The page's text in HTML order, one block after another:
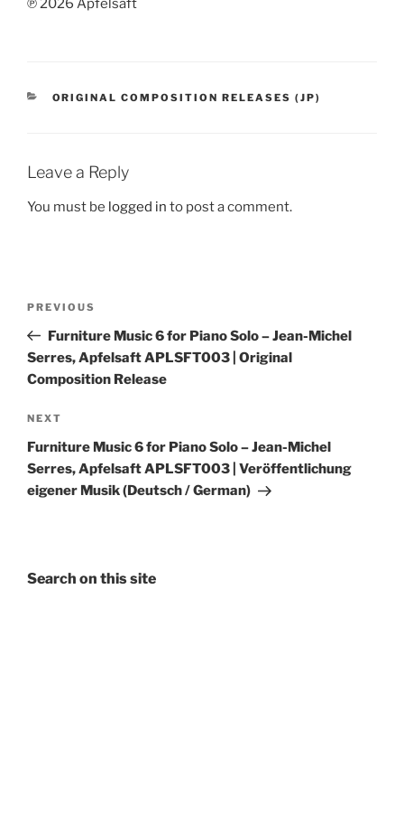
℗ 2026 Apfelsaft
CATEGORIES
ORIGINAL COMPOSITION RELEASES (JP)
Leave a Reply
You must be logged in to post a comment.
Previous
Post
PREVIOUS
Furniture Music 6 for Piano Solo – Jean-Michel
Serres, Apfelsaft APLSFT003 | Original
Composition Release
Next
Post
NEXT
Furniture Music 6 for Piano Solo – Jean-Michel
Serres, Apfelsaft APLSFT003 | Veröffentlichung
eigener Musik (Deutsch / German)
Search on this site